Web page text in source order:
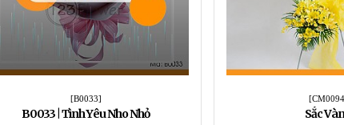
[B0033]
B0033 | Tình Yêu Nho Nhỏ Sắc